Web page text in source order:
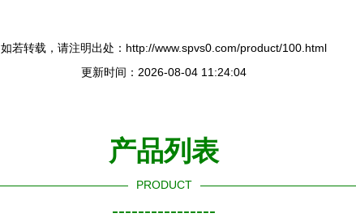
如若转载，请注明出处：http://www.spvs0.com/product/100.html
更新时间：2026-08-04 11:24:04
产品列表
PRODUCT
----------------